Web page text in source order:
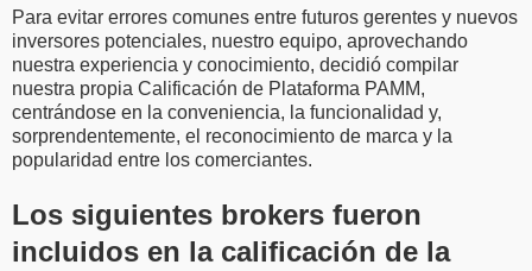
Para evitar errores comunes entre futuros gerentes y nuevos
inversores potenciales, nuestro equipo, aprovechando
nuestra experiencia y conocimiento, decidió compilar
nuestra propia Calificación de Plataforma PAMM,
centrándose en la conveniencia, la funcionalidad y,
sorprendentemente, el reconocimiento de marca y la
popularidad entre los comerciantes.
Los siguientes brokers fueron
incluidos en la calificación de la